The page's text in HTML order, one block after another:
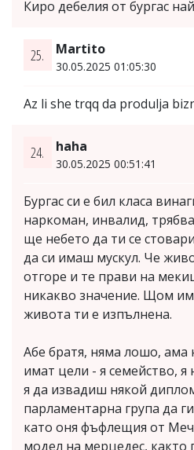
Киро дебелия от бургас
25. Martito
30.05.2025 01:05:30
Az li she trqq da produlja
24. haha
30.05.2025 00:51:41
Бургас си е бил класа
наркоман, инвалид,
ще небето да ти се
да си имаш мускул. Че
отгоре и те прави на
никакво значение. Щом
живота ти е изпълнена.
Абе братя, няма лошо, ама
имат цели - я семейство, я
я да извадиш някой
парламентарна група да
като оня фъфлещия от
модел на мерцедес, както